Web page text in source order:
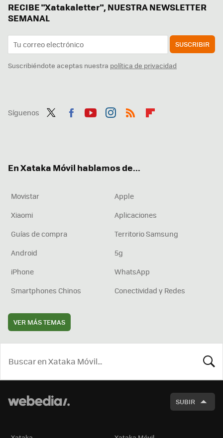
RECIBE "Xatakaletter", NUESTRA NEWSLETTER
SEMANAL
SUSCRIBIR
Suscribiéndote aceptas nuestra política de privacidad
Síguenos
En Xataka Móvil hablamos de...
Movistar
Apple
Xiaomi
Aplicaciones
Guías de compra
Territorio Samsung
Android
5g
iPhone
WhatsApp
Smartphones Chinos
Conectividad y Redes
VER MÁS TEMAS
SUBIR